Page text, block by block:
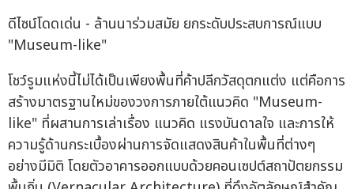
ดีไซน์โดดเด่น - ล้านนาร่วมสมัย ยกระดับประสบการณ์แบบ
"Museum-like"
โชว์รูมแห่งนี้ไม่ได้เป็นเพียงพื้นที่ค้าปลีกวัสดุตกแต่ง แต่คือการ
สร้างมาตรฐานใหม่ของวงการภายใต้แนวคิด "Museum-
like" ที่ผสานการเล่าเรื่อง แนวคิด แรงบันดาลใจ และการให้
ความรู้ด้านกระเบื้องผ่านการจัดแสดงสินค้าในพื้นที่ต่างๆ
อย่างมีมิติ โดยตัวอาคารออกแบบด้วยคอนเซปต์สถาปัตยกรรม